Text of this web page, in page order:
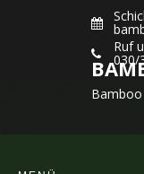
Ruf
030/